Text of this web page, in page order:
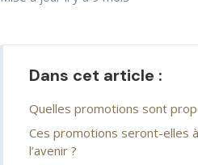
Dans cet article :
Quelles promotions sont
Ces promotions seront-elles
l’avenir ?